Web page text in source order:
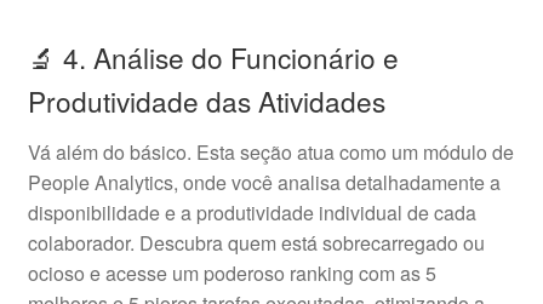
🔬 4. Análise do Funcionário e
Produtividade das Atividades
Vá além do básico. Esta seção atua como um módulo de
People Analytics, onde você analisa detalhadamente a
disponibilidade e a produtividade individual de cada
colaborador. Descubra quem está sobrecarregado ou
ocioso e acesse um poderoso ranking com as 5